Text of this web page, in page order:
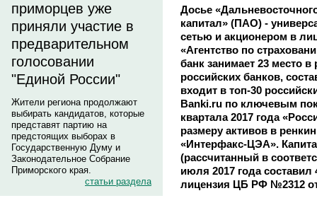
приморцев уже
приняли участие в
предварительном
голосовании
"Единой России"
Жители региона продолжают
выбирать кандидатов, которые
представят партию на
предстоящих выборах в
Государственную Думу и
Законодательное Собрание
Приморского края.
статьи раздела
Досье
капитал» (ПАО) -
сетью и акционером в
«Агентство по
банк занимает 23 место
российских банков,
входит в топ-30
Banki.ru по ключевым
квартала 2017 года
размеру активов в
«Интерфакс-ЦЭА».
(рассчитанный в
июля 2017 года
лицензия ЦБ РФ №2312 от